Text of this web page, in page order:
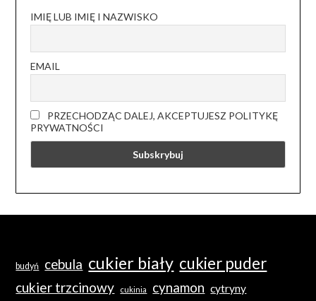
IMIĘ LUB IMIĘ I NAZWISKO
EMAIL
PRZECHODZĄC DALEJ, AKCEPTUJESZ POLITYKĘ
PRYWATNOŚCI
budyń cebula cukier biały cukier puder
cukier trzcinowy cukinia cynamon cytryny